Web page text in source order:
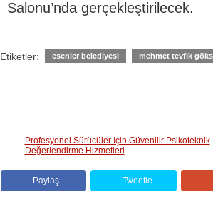
Salonu’nda gerçekleştirilecek.
Etiketler: esenler belediyesi mehmet tevfik
Profesyonel Sürücüler İçin Güvenilir Psikoteknik
Değerlendirme Hizmetleri
Paylaş Tweetle